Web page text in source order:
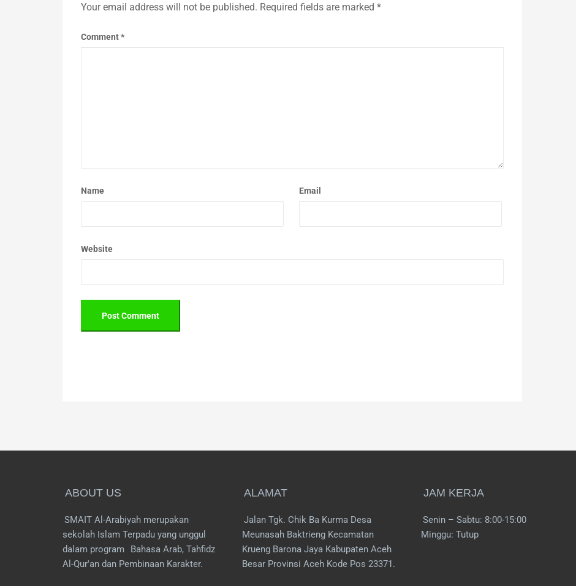
Your email address will not be published. Required fields are marked *
Comment*
Name Email
Website
ABOUT US
SMAIT Al-Arabiyah merupakan
sekolah Islam Terpadu yang unggul
dalam program
Bahasa Arab, Tahfidz
Al-Qur'an dan Pembinaan Karakter.
ALAMAT
Jalan Tgk. Chik Ba Kurma Desa
Meunasah Baktrieng Kecamatan
Krueng Barona Jaya Kabupaten Aceh
Besar Provinsi Aceh Kode Pos 23371.
JAM KERJA
Senin – Sabtu: 8:00-15:00
Minggu: Tutup